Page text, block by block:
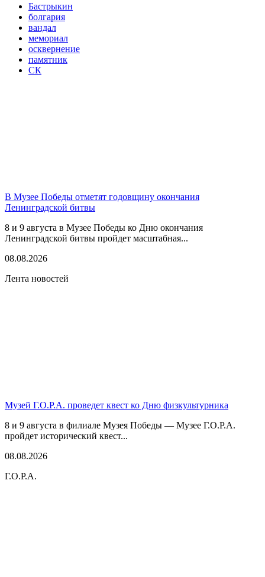
Бастрыкин
болгария
вандал
мемориал
осквернение
памятник
СК
В Музее Победы отметят годовщину окончания
Ленинградской битвы
8 и 9 августа в Музее Победы ко Дню окончания
Ленинградской битвы пройдет масштабная...
08.08.2026
Лента новостей
Музей Г.О.Р.А. проведет квест ко Дню физкультурника
8 и 9 августа в филиале Музея Победы — Музее Г.О.Р.А.
пройдет исторический квест...
08.08.2026
Г.О.Р.А.